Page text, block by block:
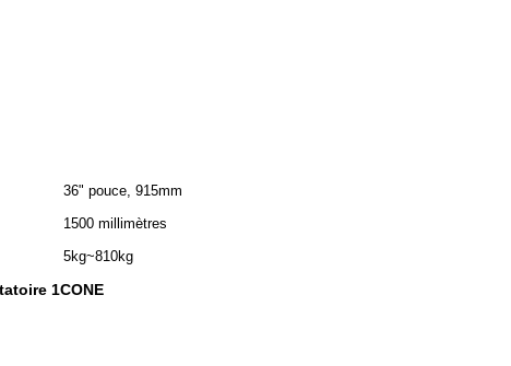
36" pouce, 915mm
1500 millimètres
5kg~810kg
1CONE